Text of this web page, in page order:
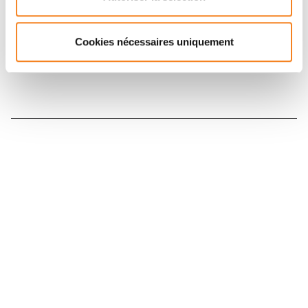
Cookies nécessaires uniquement
Inscrivez-vous à la newsletter